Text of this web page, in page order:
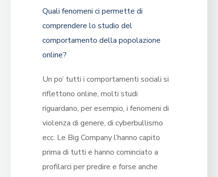
Quali fenomeni ci permette di
comprendere lo studio del
comportamento della popolazione
online?
Un po’ tutti i comportamenti sociali si
riflettono online, molti studi
riguardano, per esempio, i fenomeni di
violenza di genere, di cyberbullismo
ecc. Le Big Company l’hanno capito
prima di tutti e hanno cominciato a
profilarci per predire e forse anche